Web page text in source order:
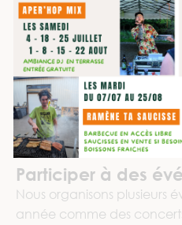
Participer à des
Nous organisons plusieurs
année comme des